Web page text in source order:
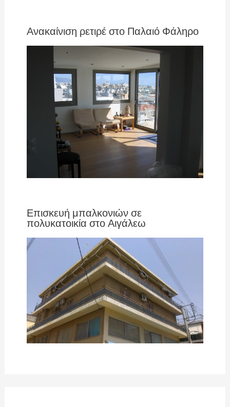
Ανακαίνιση ρετιρέ στο Παλαιό Φάληρο
Επισκευή μπαλκονιών σε
πολυκατοικία στο Αιγάλεω